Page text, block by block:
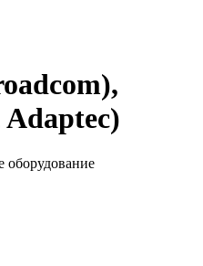
оборудование